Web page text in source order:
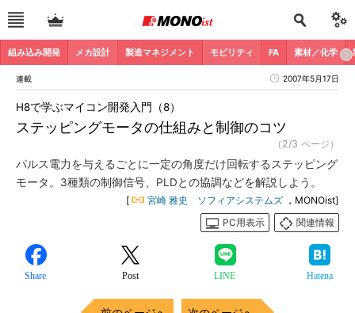
組み込み開発 メカ設計 製造マネジメント モビリティ FA 素材／化学
連載 2007年5月17日
ステッピングモータの仕組みと制御のコツ
H8で学ぶマイコン開発入門（8）
（2/3 ページ）
パルス電力を与えるごとに一定の角度だけ回転するステッピング
モータ。3種類の制御信号、PLDとの協調などを解説しよう。
[ 宮崎 雅史 ソフィアシステムズ ，MONOist]
PC用表示
関連情報
Share Post LINE Hatena